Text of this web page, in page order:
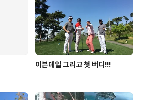
이븐데일 그리고 첫 버디!!!